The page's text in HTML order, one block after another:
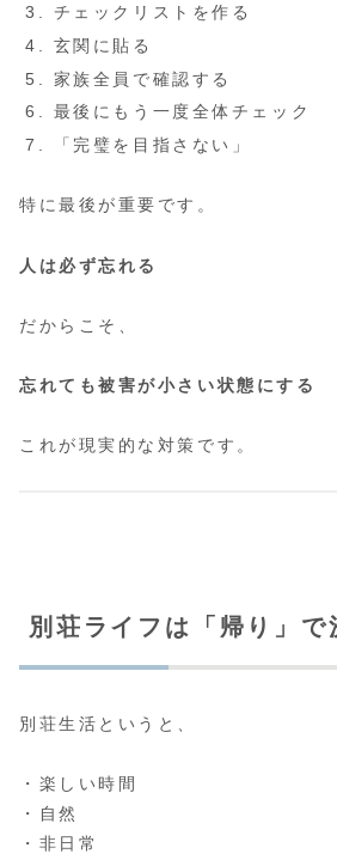
チェックリストを作る
玄関に貼る
家族全員で確認する
最後にもう一度全体チェック
「完璧を目指さない」
特に最後が重要です。
人は必ず忘れる
だからこそ、
忘れても被害が小さい状態にする
これが現実的な対策です。
別荘ライフは「帰り」で
別荘生活というと、
・楽しい時間
・自然
・非日常